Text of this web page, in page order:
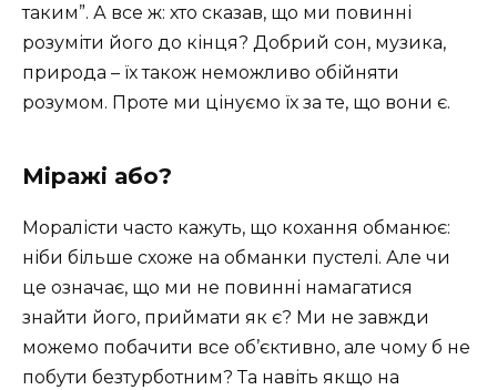
таким”. А все ж: хто сказав, що ми повинні
розуміти його до кінця? Добрий сон, музика,
природа – їх також неможливо обійняти
розумом. Проте ми цінуємо їх за те, що вони є.
Міражі або?
Моралісти часто кажуть, що кохання обманює:
ніби більше схоже на обманки пустелі. Але чи
це означає, що ми не повинні намагатися
знайти його, приймати як є? Ми не завжди
можемо побачити все об’єктивно, але чому б не
побути безтурботним? Та навіть якщо на